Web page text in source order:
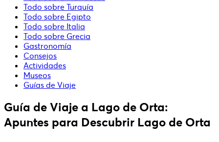
Todo sobre Turquía
Todo sobre Egipto
Todo sobre Italia
Todo sobre Grecia
Gastronomía
Consejos
Actividades
Museos
Guías de Viaje
Guía de Viaje a Lago de Orta:
Apuntes para Descubrir Lago de Orta